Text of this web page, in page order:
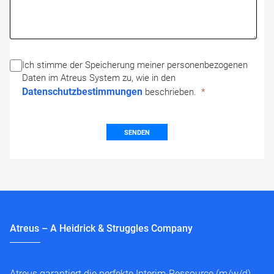
Ich stimme der Speicherung meiner personenbezogenen
Daten im Atreus System zu, wie in den
Datenschutzbestimmungen beschrieben.
SENDEN
Atreus – A Heidrick & Struggles Company